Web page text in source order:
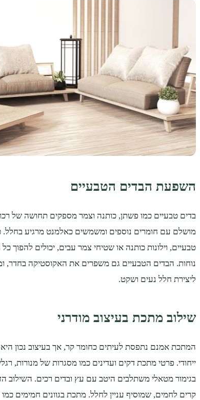
השפעת הבדים הטבעיים
בדים טבעיים כמו פשתן, כותנה וצמר מספקים תחושה של
מושלם עם חומרים נוספים ומשמשים כאלמנט מרגיע בחלל.
טבעיים, וילונות כותנה או שטיחי צמר עבים, יכולים להפוך
נוחות. הבדים הטבעיים גם משפרים את האקוסטיקה בחדר,
ליצירת חלל נעים ושקט.
שילוב מתכת בעיצוב מודרני
המתכת אמנם נתפסת לעיתים כחומר קר, אך בעיצוב נכון היא
ייחודי. פרטי מתכת דקים ועדינים כמו מסגרות של מנורות,
בגימור מטאלי משתלבים היטב עם עץ ובדים רכים. השילוב הזה
קרים לחמים, שמוסיף עניין לחלל. מתכת בגוונים חמימים